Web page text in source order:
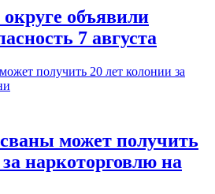
объявили
7 августа
может получить
наркоторговлю на